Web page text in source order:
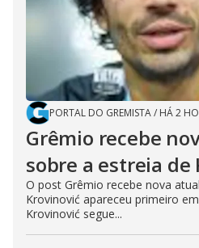
PORTAL DO GREMISTA/ HÁ 2
Grêmio recebe
sobre a estreia de
O post Grêmio recebe nova
Krovinović apareceu primeiro
Krovinović segue...